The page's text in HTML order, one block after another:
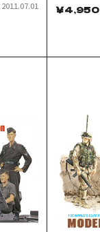
2011.07.01 ￥4,950